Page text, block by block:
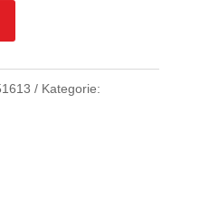
Kategorie: